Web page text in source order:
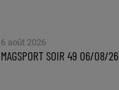
6 août 2026
MAGSPORT SOIR 49 06/08/26